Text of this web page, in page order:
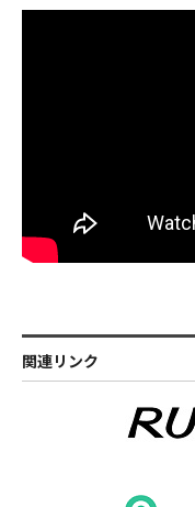
関連リンク